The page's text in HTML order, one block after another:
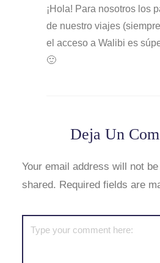
¡Hola! Para nosotros los
de nuestro viajes
el acceso a Walibi es
🙂
Deja Un
Your email address will not
shared. Required fields are